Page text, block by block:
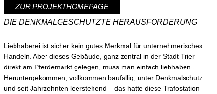
und seit Jahrzehnten leerstehend – das hatte diese Trafostation
einfach nicht verdient! Also waren wir ein bisschen verrückt und
ZWISCHENÜBERSCHRIFTEN SIND GUT
2019 konnten wir das Gebäude erwerben und im Frühjahr 2020
ging es nach einer intensiven Planungsphase und sehr guter und